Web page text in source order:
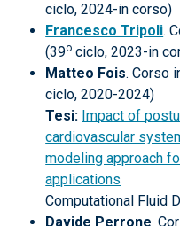
ciclo, 2024-in corso)
Francesco Tripoli.
(39o ciclo, 2023-in
Matteo Fois. Corso
ciclo, 2020-2024)
Tesi: Impact of
cardiovascular
modeling approach
applications
Computational Fluid
Davide Perrone.